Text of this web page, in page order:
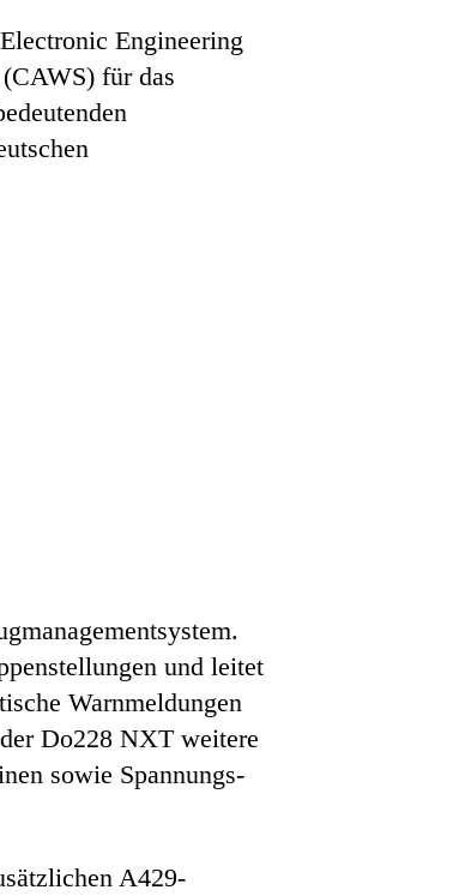
Engineering
für das
und leitet
Warnmeldungen
Do228 NXT weitere
sowie Spannungs-
A429-